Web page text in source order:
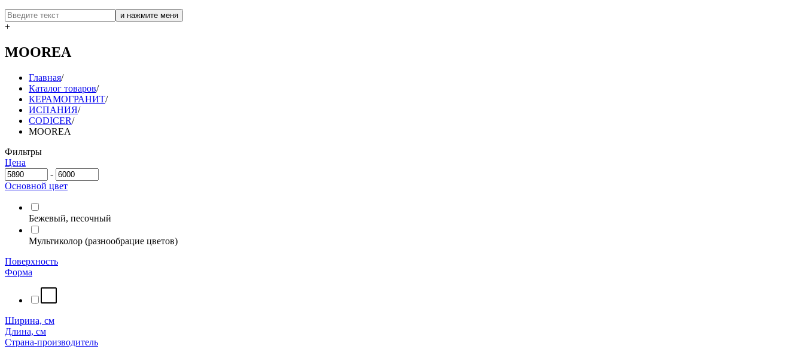
+
MOOREA
Главная/
Каталог товаров/
КЕРАМОГРАНИТ/
ИСПАНИЯ/
CODICER/
MOOREA
Фильтры
Цена
-
Основной цвет
Бежевый, песочный
Мультиколор (разнообрацие цветов)
Поверхность
Форма
Ширина, см
Длина, см
Страна-производитель